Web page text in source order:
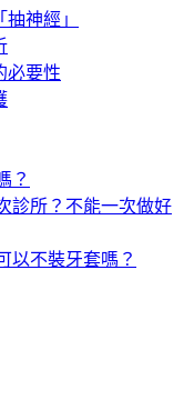
神經」
必要性
？
診所？不能一次做好
以不裝牙套嗎？